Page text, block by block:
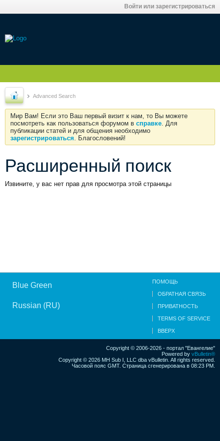
Войти или зарегистрироваться
Advanced Search
Мир Вам! Если это Ваш первый визит к нам, то Вы можете
посмотреть как пользоваться форумом в справке. Для
публикации статей и для общения необходимо
зарегистрироваться. Благословений!
Расширенный поиск
Извините, у вас нет прав для просмотра этой страницы
Blue Green
Russian (RU)
ПОМОЩЬ
ОБРАТНАЯ СВЯЗЬ
ПРИВАТНОСТЬ
TERMS OF SERVICE
ВВЕРХ
Copyright © 2006-2026 - портал "Евангелие"
Powered by vBulletin®
Copyright © 2026 MH Sub I, LLC dba vBulletin. All rights reserved.
Часовой пояс GMT. Страница сгенерирована в 08:23 PM.